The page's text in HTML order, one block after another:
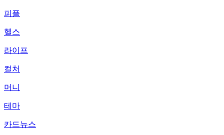
피플
헬스
라이프
컬처
머니
테마
카드뉴스